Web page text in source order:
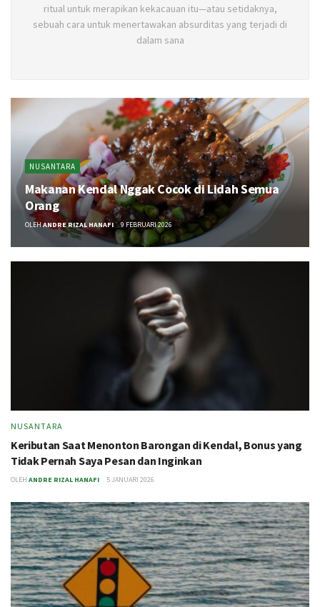
ritual untuk merapikan kekacauan itu—atau setidaknya,
sebuah cara untuk menertawakan absurditas yang terjadi di
dalam sana
NUSANTARA
Makanan Kendal Nggak Cocok di Lidah Semua
Orang
OLEHANDRE RIZAL HANAFI 9 FEBRUARI 2026
NUSANTARA
Keributan Saat Menonton Barongan di Kendal, Bonus yang
Tidak Pernah Saya Pesan dan Inginkan
OLEH ANDRE RIZAL HANAFI 5 JANUARI 2026